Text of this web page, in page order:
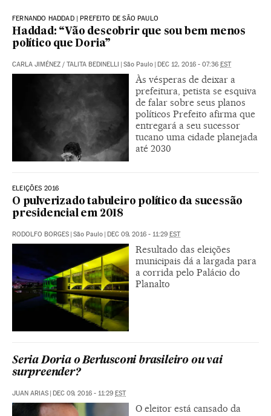
FERNANDO HADDAD | PREFEITO DE SÃO PAULO
Haddad: “Vão descobrir que sou bem menos
político que Doria”
CARLA JIMÉNEZ / TALITA BEDINELLI | São Paulo | DEC 12, 2016 - 07:36 EST
Às vésperas de deixar a
prefeitura, petista se esquiva
de falar sobre seus planos
políticos Prefeito afirma que
entregará a seu sucessor
tucano uma cidade planejada
até 2030
ELEIÇÕES 2016
O pulverizado tabuleiro político da sucessão
presidencial em 2018
RODOLFO BORGES | São Paulo | DEC 09, 2016 - 11:29 EST
Resultado das eleições
municipais dá a largada para
a corrida pelo Palácio do
Planalto
Seria Doria o Berlusconi brasileiro ou vai
surpreender?
JUAN ARIAS | DEC 09, 2016 - 11:29 EST
O eleitor está cansado da